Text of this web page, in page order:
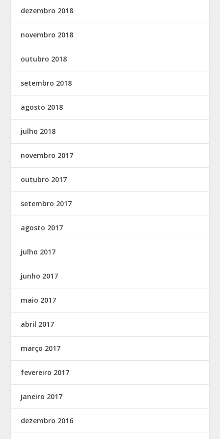
dezembro 2018
novembro 2018
outubro 2018
setembro 2018
agosto 2018
julho 2018
novembro 2017
outubro 2017
setembro 2017
agosto 2017
julho 2017
junho 2017
maio 2017
abril 2017
março 2017
fevereiro 2017
janeiro 2017
dezembro 2016